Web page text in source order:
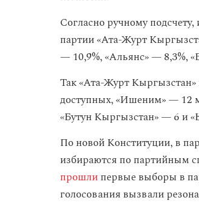
Согласно ручному
партии «Ата-Журт
— 10,9%, «Альянс» — 8,3%,
Так «Ата-Журт Кыргызстан»
доступных, «Ишеним» — 12
«Бутун Кыргызстан» — 6 и
По новой Конституции, в
избираются по партийным
прошлипервые выборы в
голосования вызвали